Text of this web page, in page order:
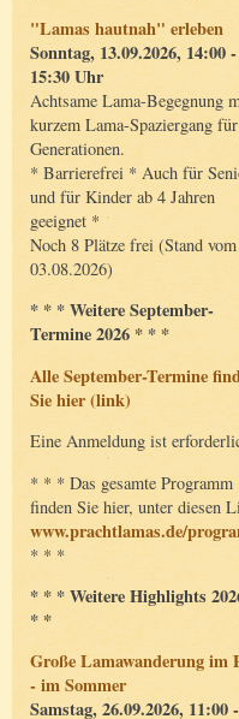
"Lamas hautnah" erleben
Sonntag, 13.09.2026, 14:00 -
15:30 Uhr
Achtsame Lama-Begegnung
kurzem Lama-Spaziergang
Generationen.
* Barrierefrei * Auch für
und für Kinder ab 4 Jahren
geeignet *
Noch 8 Plätze frei (Stand vom
03.08.2026)
* * * Weitere September-
Termine 2026 * * *
Alle September-Termine
Sie hier (link)
Eine Anmeldung ist
* * * Das gesamte Programm
finden Sie hier, unter diesen
www.prachtlamas.de/
* * *
* * * Weitere Highlights
* *
Große Lamawanderung im
- im Sommer
Samstag, 26.09.2026, 11:00 -